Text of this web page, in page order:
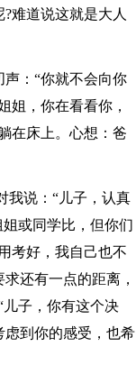
难道说这就是大人
：“你就不会向你
姐，你在看看你，
在床上。心想：爸
说：“儿子，认真
或同学比，但你们
考好，我自己也不
还有一点的距离，
子，你有这个决
虑到你的感受，也希